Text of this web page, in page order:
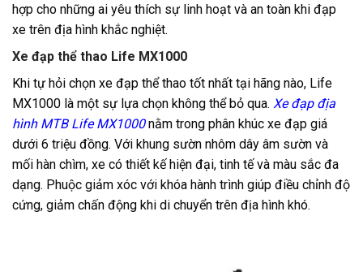
hợp cho những ai yêu thích sự linh hoạt và an toàn khi đạp
xe trên địa hình khắc nghiệt.
Xe đạp thể thao Life MX1000
Khi tự hỏi chọn xe đạp thể thao tốt nhất tại hãng nào, Life
MX1000 là một sự lựa chọn không thể bỏ qua. Xe đạp địa
hình MTB Life MX1000 nằm trong phân khúc xe đạp giá
dưới 6 triệu đồng. Với khung sườn nhôm dây âm sườn và
mối hàn chìm, xe có thiết kế hiện đại, tinh tế và màu sắc đa
dạng. Phuộc giảm xóc với khóa hành trình giúp điều chỉnh độ
cứng, giảm chấn động khi di chuyển trên địa hình khó.